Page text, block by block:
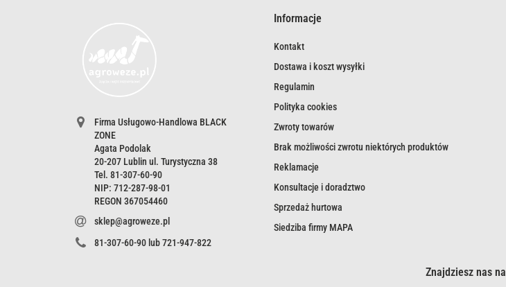
Firma Usługowo-Handlowa BLACK
ZONE
Agata Podolak
20-207 Lublin ul. Turystyczna 38
Tel. 81-307-60-90
NIP: 712-287-98-01
REGON 367054460
sklep@agroweze.pl
81-307-60-90 lub 721-947-822
Informacje
Kontakt
Dostawa i koszt wysyłki
Regulamin
Polityka cookies
Zwroty towarów
Brak możliwości zwrotu niektórych produktów
Reklamacje
Konsultacje i doradztwo
Sprzedaż hurtowa
Siedziba firmy MAPA
Znajdziesz nas na